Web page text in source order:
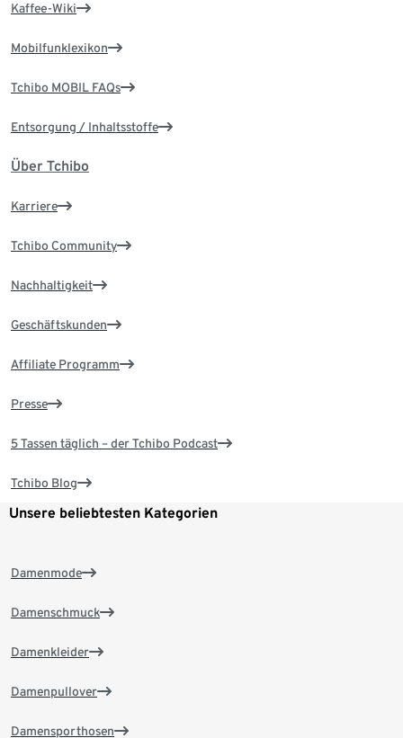
Kaffee-Wiki
Mobilfunklexikon
Tchibo MOBIL FAQs
Entsorgung / Inhaltsstoffe
Über Tchibo
Karriere
Tchibo Community
Nachhaltigkeit
Geschäftskunden
Affiliate Programm
Presse
5 Tassen täglich – der Tchibo Podcast
Tchibo Blog
Unsere beliebtesten Kategorien
Damenmode
Damenschmuck
Damenkleider
Damenpullover
Damensporthosen